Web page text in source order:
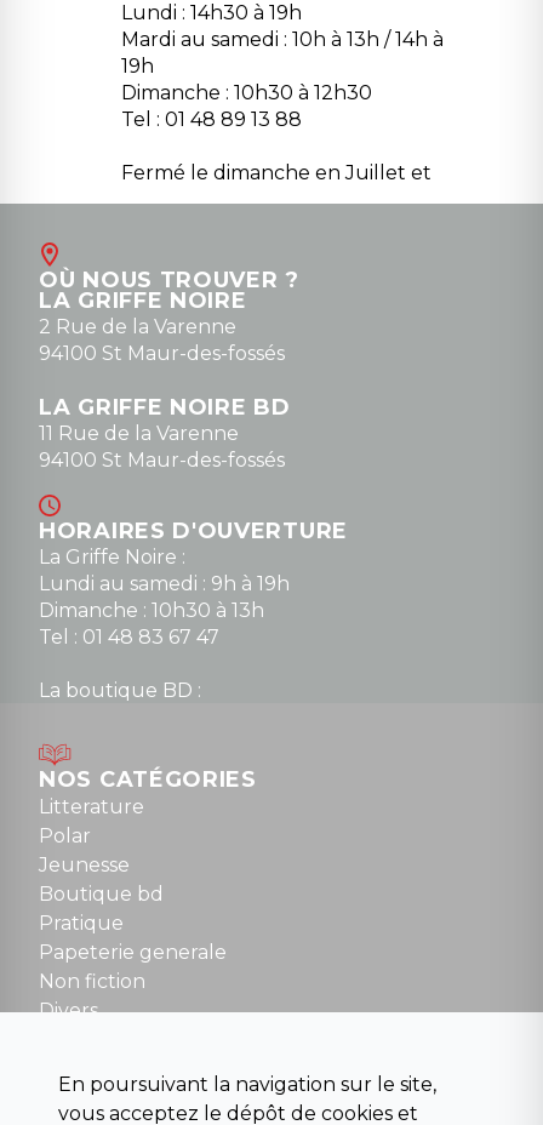
Lundi : 14h30 à 19h
Mardi au samedi : 10h à 13h / 14h à
19h
Dimanche : 10h30 à 12h30
Tel : 01 48 89 13 88
Fermé le dimanche en Juillet et
Août
contact@la-griffe-noire.com
0148836747
OÙ NOUS TROUVER ?
LA GRIFFE NOIRE
2 Rue de la Varenne
94100 St Maur-des-fossés
LA GRIFFE NOIRE BD
11 Rue de la Varenne
94100 St Maur-des-fossés
HORAIRES D'OUVERTURE
La Griffe Noire :
Lundi au samedi : 9h à 19h
Dimanche : 10h30 à 13h
Tel : 01 48 83 67 47
La boutique BD :
Mardi au samedi : 10h à 13h / 14h à 19h
Dimanche : 10h30 à 12h30
Tel : 01 48 89 13 88
Fermé le dimanche en Juillet et Août
NOUS CONTACTER
contact@la-griffe-noire.com
NOS CATÉGORIES
Litterature
Polar
Jeunesse
Boutique bd
Pratique
Papeterie generale
Non fiction
Divers
Para scolaire
En poursuivant la navigation sur le site,
vous acceptez le dépôt de cookies et